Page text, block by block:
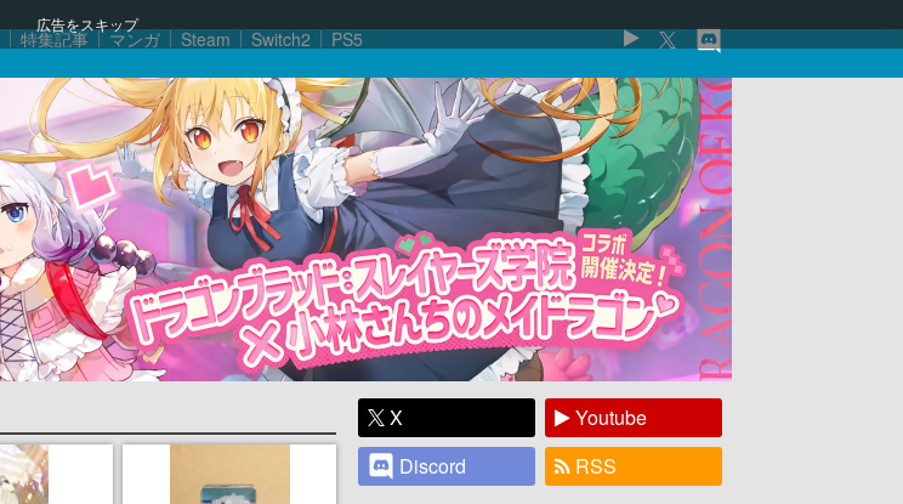
広告をスキップ
特集記事 マンガ Steam Switch2 PS5
X
Youtube
Discord
RSS